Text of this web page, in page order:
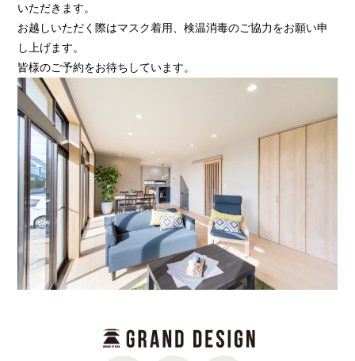
いただきます。
お越しいただく際はマスク着用、検温消毒のご協力をお願い申
し上げます。
皆様のご予約をお待ちしています。